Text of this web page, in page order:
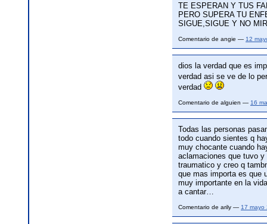
TE ESPERAN Y TUS
PERO SUPERA TU
SIGUE,SIGUE Y NO
Comentario de angie — 12
dios la verdad que es
verdad asi se ve de lo
verdad
Comentario de alguien — 16
Todas las personas
todo cuando sientes q
muy chocante cuando
aclamaciones que tuvo
traumatico y creo q
que mas importa es que
muy importante en la
a cantar…
Comentario de arily — 17 mayo